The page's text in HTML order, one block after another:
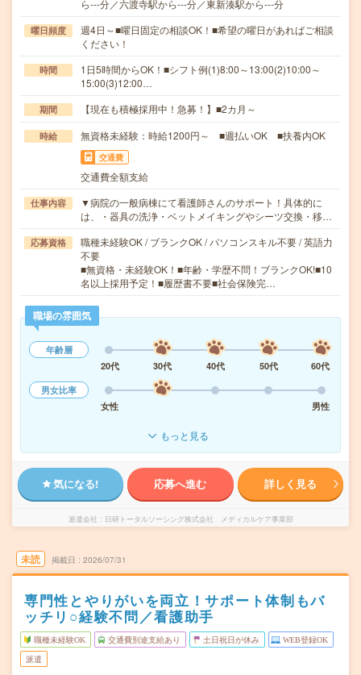
ら---分／六渡寺駅から---分／東新湊駅から---分
曜日頻度
週4日～■曜日固定の相談OK！■希望の曜日があればご相談
ください！
時間
1日5時間からOK！■シフト例(1)8:00～13:00(2)10:00～
15:00(3)12:00…
期間 【現在も積極採用中！急募！】■2カ月～
時給 無資格未経験：時給1200円～ ■週払いOK ■扶養内OK
交通費
交通費全額支給
仕事内容
▼病院の一般病棟にて看護師さんのサポート！具体的に
は、・器具の洗浄・ベットメイキングやシーツ交換・移…
応募資格
職種未経験OK / ブランクOK / パソコンスキル不要 / 英語力
不要
■無資格・未経験OK！■年齢・学歴不問！ブランクOK!■10
名以上採用予定！■履歴書不要■社会保険完…
職場の雰囲気
年齢層
20代
30代 40代 50代
60代
男女比率
女性
男性
もっと見る
気になる! 応募へ進む 詳しく見る
派遣会社 日研トータルソーシング株式会社 メディカルケア事業部
未読 掲載日 2026/07/31
専門性とやりがいを両立！サポート体制もバ
ッチリ○経験不問／看護助手
職種未経験OK 交通費別途支給あり 土日祝日が休み WEB登録OK
派遣